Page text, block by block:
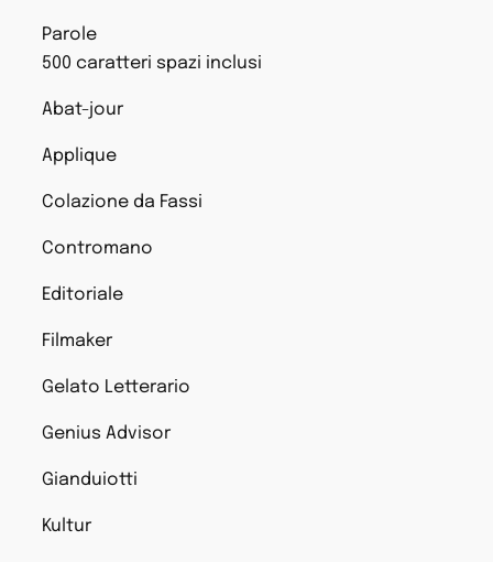
Parole
500 caratteri spazi inclusi
Abat-jour
Applique
Colazione da Fassi
Contromano
Editoriale
Filmaker
Gelato Letterario
Genius Advisor
Gianduiotti
Kultur